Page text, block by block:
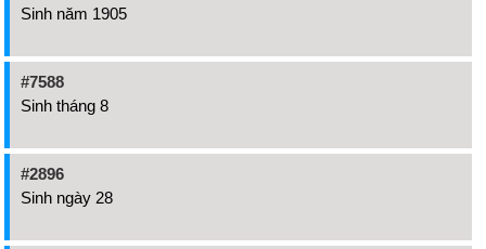
Sinh năm 1905
#7588
Sinh tháng 8
#2896
Sinh ngày 28